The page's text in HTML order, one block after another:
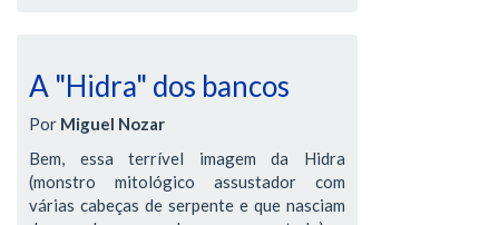
A "Hidra" dos bancos
Por Miguel Nozar
Bem, essa terrível imagem da Hidra
(monstro mitológico assustador com
várias cabeças de serpente e que nasciam